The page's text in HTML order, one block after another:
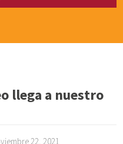
llega a nuestro
22, 2021